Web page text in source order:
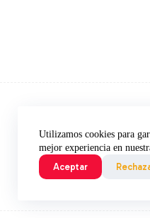
Utilizamos cookies para
mejor experiencia en
Aceptar